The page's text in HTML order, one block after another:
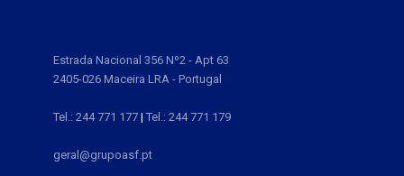
Estrada Nacional 356 Nº2 - Apt 63
2405-026 Maceira LRA - Portugal
Tel.: 244 771 177| Tel.: 244 771 179
geral@grupoasf.pt